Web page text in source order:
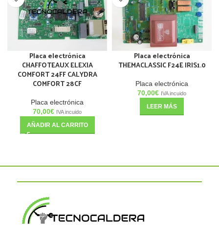
Placa electrónica
CHAFFOTEAUX ELEXIA
COMFORT 24FF CALYDRA
COMFORT 28CF
Placa electrónica
70,00€ IVA incuido
AÑADIR AL CARRITO
Placa electrónica
THEMACLASSIC F24E IRIS1.0
Placa electrónica
70,00€ IVA incuido
LEER MÁS